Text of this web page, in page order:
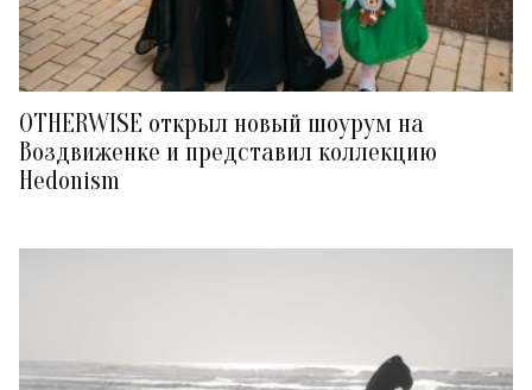
OTHERWISE открыл новый шоурум на
Воздвиженке и представил коллекцию
Hedonism